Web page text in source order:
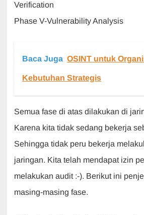
Verification
Phase V-Vulnerability Analysis
Baca Juga OSINT untuk
Kebutuhan Strategis
Semua fase di atas dilakukan di
Karena kita tidak sedang bekerja
Sehingga tidak peru bekerja
jaringan. Kita telah mendapat izin
melakukan audit :-). Berikut ini
masing-masing fase.